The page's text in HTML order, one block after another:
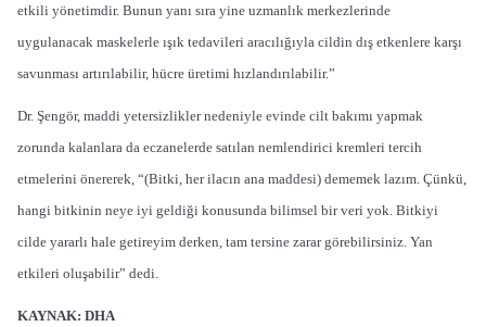
etkili yönetimdir. Bunun yanı sıra yine uzmanlık merkezlerinde
uygulanacak maskelerle ışık tedavileri aracılığıyla cildin dış etkenlere karşı
savunması artırılabilir, hücre üretimi hızlandırılabilir.”
Dr. Şengör, maddi yetersizlikler nedeniyle evinde cilt bakımı yapmak
zorunda kalanlara da eczanelerde satılan nemlendirici kremleri tercih
etmelerini önererek, “(Bitki, her ilacın ana maddesi) dememek lazım. Çünkü,
hangi bitkinin neye iyi geldiği konusunda bilimsel bir veri yok. Bitkiyi
cilde yararlı hale getireyim derken, tam tersine zarar görebilirsiniz. Yan
etkileri oluşabilir” dedi.
KAYNAK: DHA